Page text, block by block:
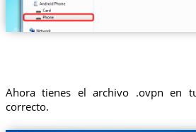
Ahora tienes el archivo .ovpn en
correcto.